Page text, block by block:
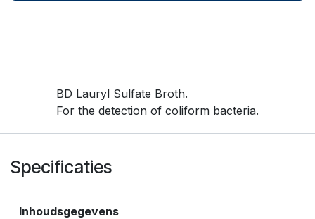
BD Lauryl Sulfate Broth.
For the detection of coliform bacteria.
Specificaties
Inhoudsgegevens